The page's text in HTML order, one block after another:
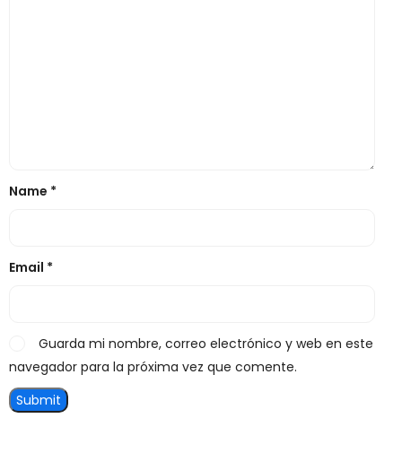
Name *
Email *
Guarda mi nombre, correo electrónico y web en este
navegador para la próxima vez que comente.